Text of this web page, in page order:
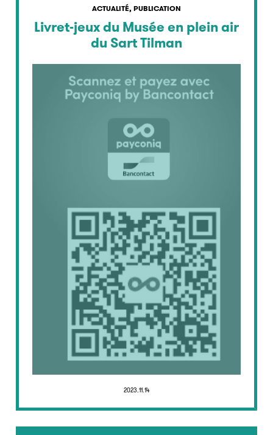
ACTUALITÉ, PUBLICATION
Livret-jeux du Musée en plein air
du Sart Tilman
2023.11.14